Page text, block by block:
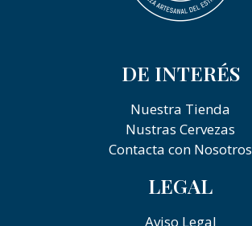
DE INTERÉS
Nuestra Tienda
Nustras Cervezas
Contacta con Nosotros
LEGAL
Aviso Legal